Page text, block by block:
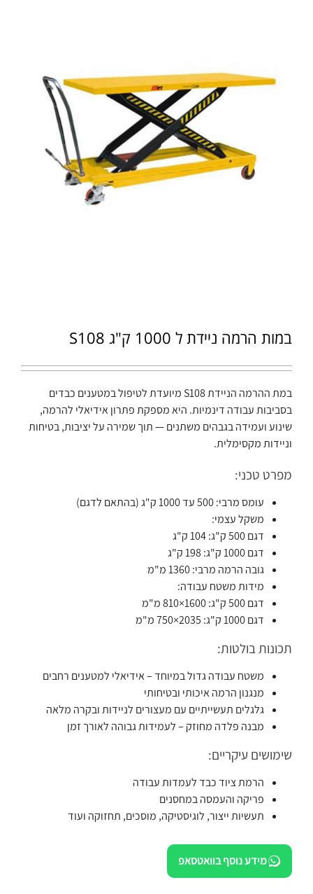
במות הרמה ניידת ל 1000 ק"ג S108
במת ההרמה הניידת S108 מיועדת לטיפול במטענים כבדים
בסביבות עבודה דינמיות. היא מספקת פתרון אידיאלי להרמה,
שינוע ועמידה בגבהים משתנים — תוך שמירה על יציבות, בטיחות
וניידות מקסימלית.
מפרט טכני:
עומס מרבי: 500 עד 1000 ק"ג (בהתאם לדגם)
משקל עצמי:
דגם 500 ק"ג: 104 ק"ג
דגם 1000 ק"ג: 198 ק"ג
גובה הרמה מרבי: 1360 מ"מ
מידות משטח עבודה:
דגם 500 ק"ג: 1600×810 מ"מ
דגם 1000 ק"ג: 2035×750 מ"מ
תכונות בולטות:
משטח עבודה גדול במיוחד – אידיאלי למטענים רחבים
מנגנון הרמה איכותי ובטיחותי
גלגלים תעשייתיים עם מעצורים לניידות ובקרה מלאה
מבנה פלדה מחוזק – לעמידות גבוהה לאורך זמן
שימושים עיקריים:
הרמת ציוד כבד לעמדות עבודה
פריקה והעמסה במחסנים
תעשיות ייצור, לוגיסטיקה, מוסכים, תחזוקה ועוד
מידע נוסף בוואטסאפ